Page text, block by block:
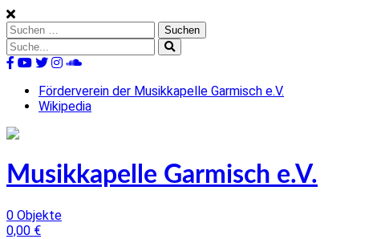
Skip
to
content
Suchen
nach:
Suche
nach:
Förderverein der Musikkapelle Garmisch e.V.
Wikipedia
Musikkapelle Garmisch e.V.
0 Objekte
0,00 €